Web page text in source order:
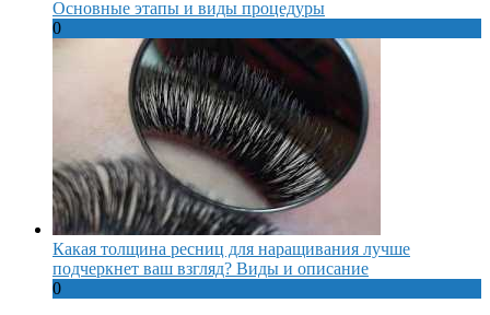
Основные этапы и виды процедуры
0
Какая толщина ресниц для наращивания лучше
подчеркнет ваш взгляд? Виды и описание
0